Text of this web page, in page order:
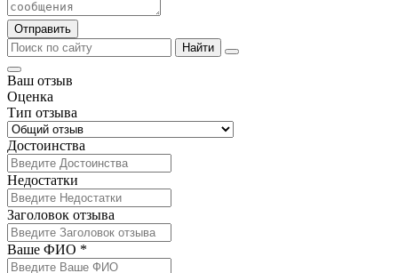
Отправить
Найти
Ваш отзыв
Оценка
Тип отзыва
Достоинства
Недостатки
Заголовок отзыва
Ваше ФИО *